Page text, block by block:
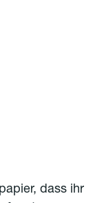
dass ihr